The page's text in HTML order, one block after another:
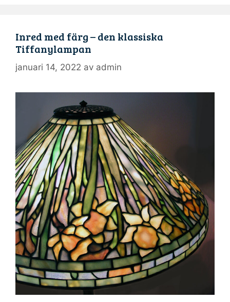
Inred med färg – den klassiska
Tiffanylampan
januari 14, 2022 av admin